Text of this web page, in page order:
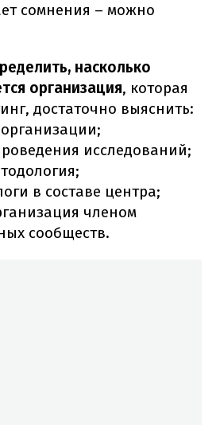
сомнения – можно
насколько
организация, которая
достаточно выяснить:
исследований;
в составе центра;
членом
сообществ.